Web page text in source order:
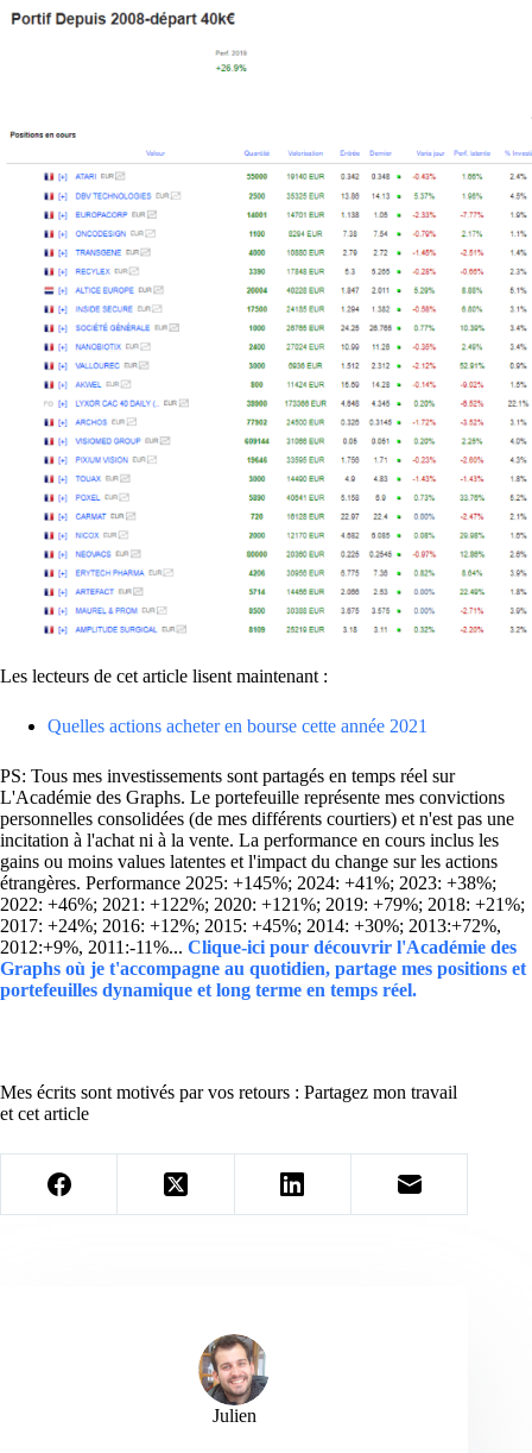
Les lecteurs de cet article lisent maintenant :
Quelles actions acheter en bourse cette année 2021
PS: Tous mes investissements sont partagés en temps réel sur
L'Académie des Graphs. Le portefeuille représente mes convictions
personnelles consolidées (de mes différents courtiers) et n'est pas une
incitation à l'achat ni à la vente. La performance en cours inclus les
gains ou moins values latentes et l'impact du change sur les actions
étrangères. Performance 2025: +145%; 2024: +41%; 2023: +38%;
2022: +46%; 2021: +122%; 2020: +121%; 2019: +79%; 2018: +21%;
2017: +24%; 2016: +12%; 2015: +45%; 2014: +30%; 2013:+72%,
2012:+9%, 2011:-11%... Clique-ici pour découvrir l'Académie des
Graphs où je t'accompagne au quotidien, partage mes positions et
portefeuilles dynamique et long terme en temps réel.
Mes écrits sont motivés par vos retours : Partagez mon travail
et cet article
Julien